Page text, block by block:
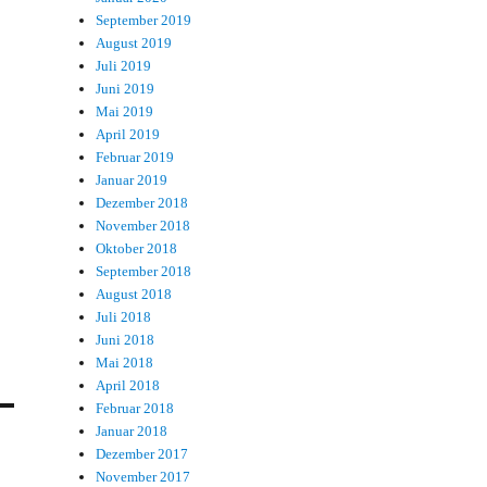
September 2019
August 2019
Juli 2019
Juni 2019
Mai 2019
April 2019
Februar 2019
Januar 2019
Dezember 2018
November 2018
Oktober 2018
September 2018
August 2018
Juli 2018
Juni 2018
Mai 2018
April 2018
Februar 2018
Januar 2018
Dezember 2017
November 2017